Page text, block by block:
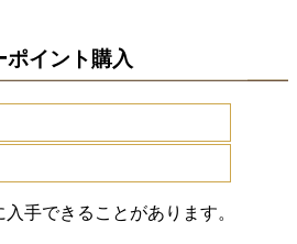
イント購入
手できることがあります。